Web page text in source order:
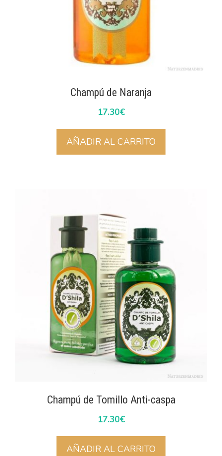
Champú de Naranja
17.30€
AÑADIR AL CARRITO
Champú de Tomillo Anti-caspa
17.30€
AÑADIR AL CARRITO